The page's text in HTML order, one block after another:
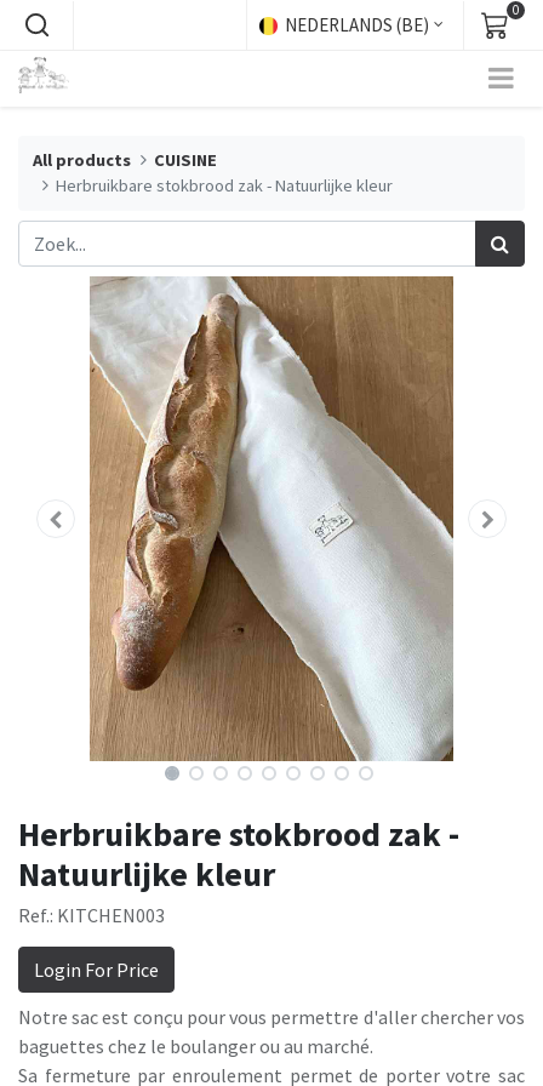
NEDERLANDS (BE)
0
All products
CUISINE
Herbruikbare stokbrood zak - Natuurlijke kleur
Herbruikbare stokbrood zak -
Natuurlijke kleur
Ref.: KITCHEN003
Login For Price
Notre sac est conçu pour vous permettre d'aller chercher vos
baguettes chez le boulanger ou au marché.
Sa fermeture par enroulement permet de porter votre sac